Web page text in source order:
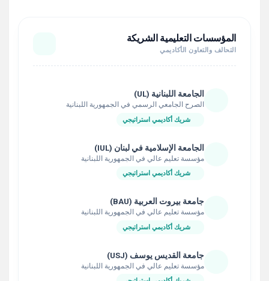
المؤسسات التعليمية الشريكة
التحالف والتعاون الأكاديمي
الجامعة اللبنانية (UL)
الصرح الجامعي الرسمي في الجمهورية اللبنانية
شريك أكاديمي استراتيجي
الجامعة الإسلامية في لبنان (IUL)
مؤسسة تعليم عالي في الجمهورية اللبنانية
شريك أكاديمي استراتيجي
جامعة بيروت العربية (BAU)
مؤسسة تعليم عالي في الجمهورية اللبنانية
شريك أكاديمي استراتيجي
جامعة القديس يوسف (USJ)
مؤسسة تعليم عالي في الجمهورية اللبنانية